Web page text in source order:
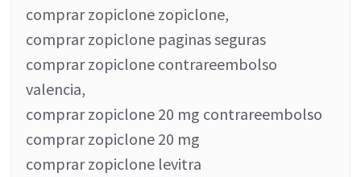
comprar zopiclone zopiclone,
comprar zopiclone paginas seguras
comprar zopiclone contrareembolso
valencia,
comprar zopiclone 20 mg contrareembolso
comprar zopiclone 20 mg
comprar zopiclone levitra